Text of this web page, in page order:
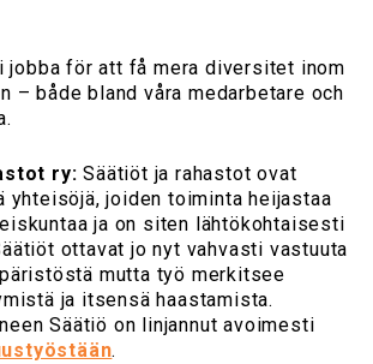
jobba för att få mera diversitet inom
– både bland våra medarbetare och
ry: Säätiöt ja rahastot ovat
joiden toiminta heijastaa
ja on siten lähtökohtaisesti
ottavat jo nyt vahvasti vastuuta
mutta työ merkitsee
ja itsensä haastamista.
Säätiö on linjannut avoimesti
.